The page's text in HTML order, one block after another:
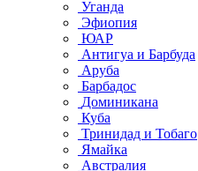
Уганда
Эфиопия
ЮАР
Антигуа и Барбуда
Аруба
Барбадос
Доминикана
Куба
Тринидад и Тобаго
Ямайка
Австралия